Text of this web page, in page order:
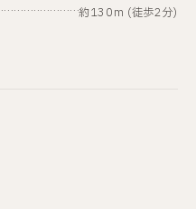
約130m (徒歩2分)